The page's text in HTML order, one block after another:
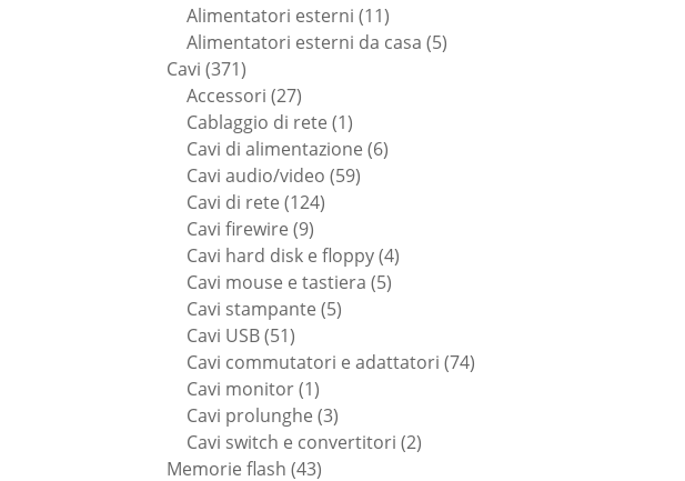
Alimentatori esterni 1111
prodotti
Alimentatori esterni da casa 55
Cavi 371371
prodotti
Accessori 2727
prodotti
Cablaggio di rete 11
prodotto
Cavi di alimentazione 66
Cavi audio/video 5959
Cavi di rete 124124
Cavi firewire 99
prodotti
Cavi hard disk e floppy 44
Cavi mouse e tastiera 55
Cavi stampante 55
Cavi USB 5151
prodotti
Cavi commutatori e adattatori 7474
Cavi monitor 11
prodotto
Cavi prolunghe 33
prodotti
Cavi switch e convertitori 22
Memorie flash 4343